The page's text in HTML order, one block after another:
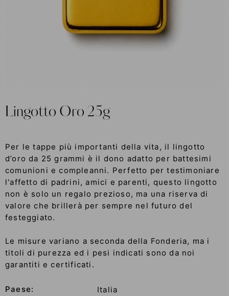
Lingotto Oro 25g
Per le tappe più importanti della vita, il lingotto
d’oro da 25 grammi è il dono adatto per battesimi
comunioni e compleanni. Perfetto per testimoniare
l'affetto di padrini, amici e parenti, questo lingotto
non è solo un regalo prezioso, ma una riserva di
valore che brillerà per sempre nel futuro del
festeggiato.
Le misure variano a seconda della Fonderia, ma i
titoli di purezza ed i pesi indicati sono da noi
garantiti e certificati.
Paese:
Italia